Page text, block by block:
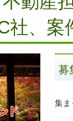
社、案
募
集ま